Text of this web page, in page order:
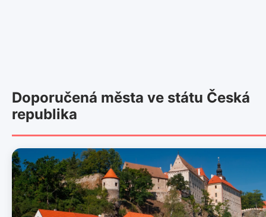
Doporučená města ve státu Česká
republika